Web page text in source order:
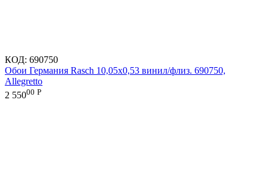
КОД: 690750
Обои Германия Rasch 10,05x0,53 винил/флиз. 690750,
Allegretto
2 55000 Р